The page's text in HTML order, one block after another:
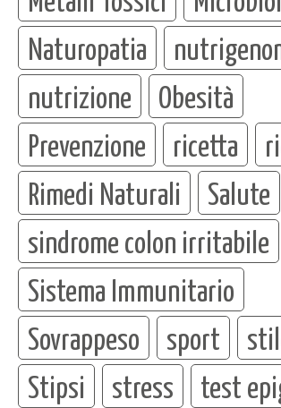
Naturopatia
nutrizione
Obesità
Prevenzione
ricetta
Rimedi Naturali
Salute
sindrome colon irritabile
Sistema Immunitario
Sovrappeso
sport
Stipsi
stress
test